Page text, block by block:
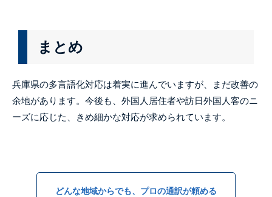
まとめ
兵庫県の多言語化対応は着実に進んでいますが、まだ改善の
余地があります。今後も、外国人居住者や訪日外国人客のニ
ーズに応じた、きめ細かな対応が求められています。
どんな地域からでも、プロの通訳が頼める